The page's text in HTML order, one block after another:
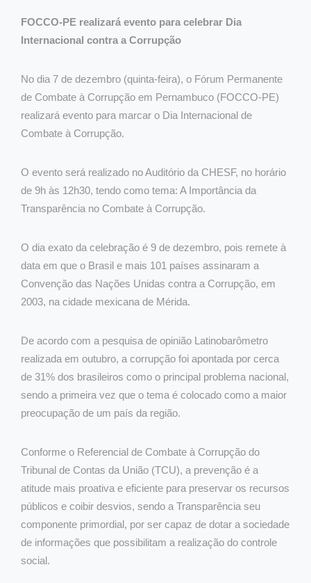
FOCCO-PE realizará evento para celebrar Dia
Internacional contra a Corrupção
No dia 7 de dezembro (quinta-feira), o Fórum Permanente
de Combate à Corrupção em Pernambuco (FOCCO-PE)
realizará evento para marcar o Dia Internacional de
Combate à Corrupção.
O evento será realizado no Auditório da CHESF, no horário
de 9h às 12h30, tendo como tema: A Importância da
Transparência no Combate à Corrupção.
O dia exato da celebração é 9 de dezembro, pois remete à
data em que o Brasil e mais 101 países assinaram a
Convenção das Nações Unidas contra a Corrupção, em
2003, na cidade mexicana de Mérida.
De acordo com a pesquisa de opinião Latinobarômetro
realizada em outubro, a corrupção foi apontada por cerca
de 31% dos brasileiros como o principal problema nacional,
sendo a primeira vez que o tema é colocado como a maior
preocupação de um país da região.
Conforme o Referencial de Combate à Corrupção do
Tribunal de Contas da União (TCU), a prevenção é a
atitude mais proativa e eficiente para preservar os recursos
públicos e coibir desvios, sendo a Transparência seu
componente primordial, por ser capaz de dotar a sociedade
de informações que possibilitam a realização do controle
social.